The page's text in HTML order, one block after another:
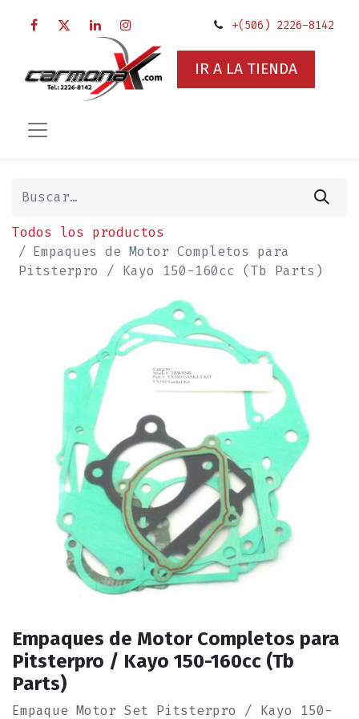
+(506) 2226-8142
IR A LA TIENDA
Todos los productos
Empaques de Motor Completos para
Pitsterpro / Kayo 150-160cc (Tb Parts)
Empaques de Motor Completos para
Pitsterpro / Kayo 150-160cc (Tb
Parts)
Empaque Motor Set Pitsterpro / Kayo 150-